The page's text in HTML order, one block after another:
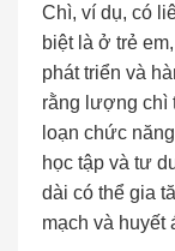
Chì, ví dụ, có
biệt là ở trẻ
phát triển và
rằng lượng chì
loạn chức
học tập và tư
dài có thể gia
mạch và huyết